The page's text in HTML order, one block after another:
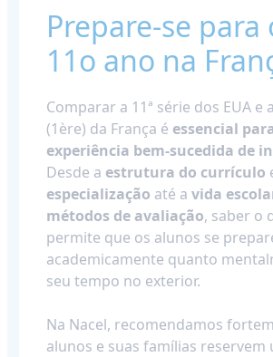
Prepare-se para
11o ano na
Comparar a 11ª série dos EUA e
(1ère) da França é essencial
experiência bem-sucedida de
Desde a estrutura do currículo
especialização até a vida
métodos de avaliação, saber o
permite que os alunos se
academicamente quanto
seu tempo no exterior.
Na Nacel, recomendamos
alunos e suas famílias reservem